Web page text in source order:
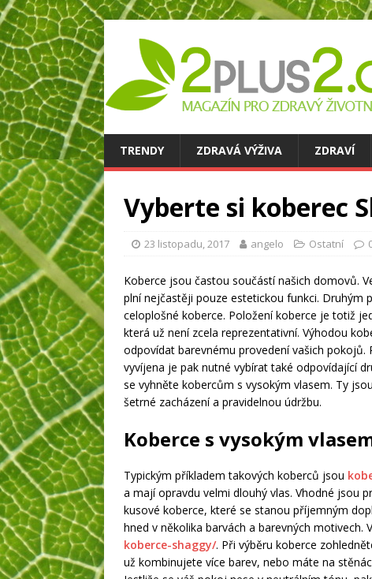
TRENDY ZDRAVÁ VÝŽIVA ZDRAVÍ
Vyberte si koberec
23 listopadu, 2017 angelo Ostatní
Koberce jsou častou součástí našich domovů.
plní nejčastěji pouze estetickou funkci. Druhým
celoplošné koberce. Položení koberce je totiž
která už není zcela reprezentativní. Výhodou
odpovídat barevnému provedení vašich
vyvíjena je pak nutné vybírat také odpovídající
se vyhněte kobercům s vysokým vlasem. Ty
šetrné zacházení a pravidelnou údržbu.
Koberce s vysokým
Typickým příkladem takových koberců jsou
a mají opravdu velmi dlouhý vlas. Vhodné jsou
kusové koberce, které se stanou příjemným
hned v několika barvách a barevných motivech.
koberce-shaggy/. Při výběru koberce
už kombinujete více barev, nebo máte na